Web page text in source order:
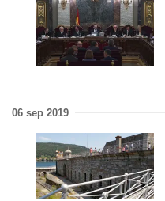
06 sep 2019